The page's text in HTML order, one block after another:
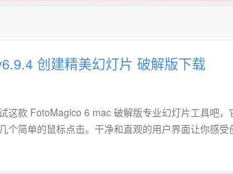
创建精美幻灯片 破解版下载
这款 FotoMagico 6 mac 破解版专业幻灯片工具吧，
个简单的鼠标点击。干净和直观的用户界面让你感受